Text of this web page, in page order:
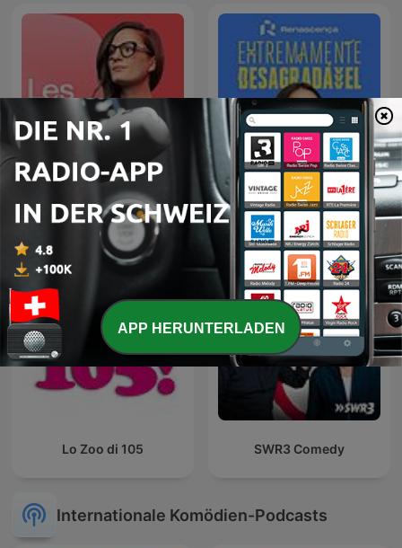
Les Dicodeurs ‐ RTS
Première
Renascença -
Extremamente
Desagradável
Lo Zoo di 105 SWR3 Comedy
Internationale Komödien-Podcasts
APP HERUNTERLADEN